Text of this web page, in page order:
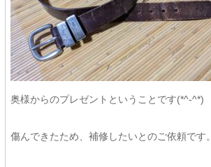
奥様からのプレゼントということです(*^-^*)
傷んできたため、補修したいとのご依頼です。